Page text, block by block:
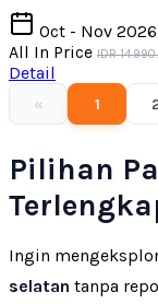
Oct - Nov 2026
All In Price IDR
Detail
« 1
Pilihan
Ingin
selatan tanpa